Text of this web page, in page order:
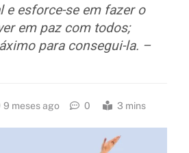
e esforce-se em fazer o
em paz com todos;
para consegui-la. –
9 meses ago 0 3 mins